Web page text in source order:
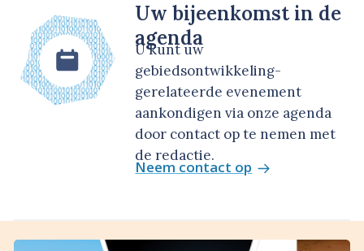
Uw bijeenkomst in de
agenda
U kunt uw
gebiedsontwikkeling-
gerelateerde evenement
aankondigen via onze agenda
door contact op te nemen met
de redactie.
Neem contact op